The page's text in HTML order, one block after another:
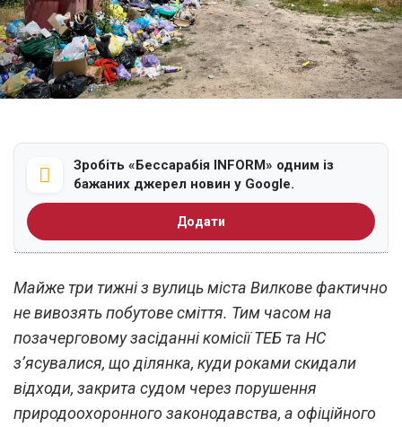
Зробіть «Бессарабія INFORM» одним із
бажаних джерел новин у Google.
Додати
Майже три тижні з вулиць міста Вилкове фактично
не вивозять побутове сміття. Тим часом на
позачерговому засіданні комісії ТЕБ та НС
з’ясувалися, що ділянка, куди роками скидали
відходи, закрита судом через порушення
природоохоронного законодавства, а офіційного